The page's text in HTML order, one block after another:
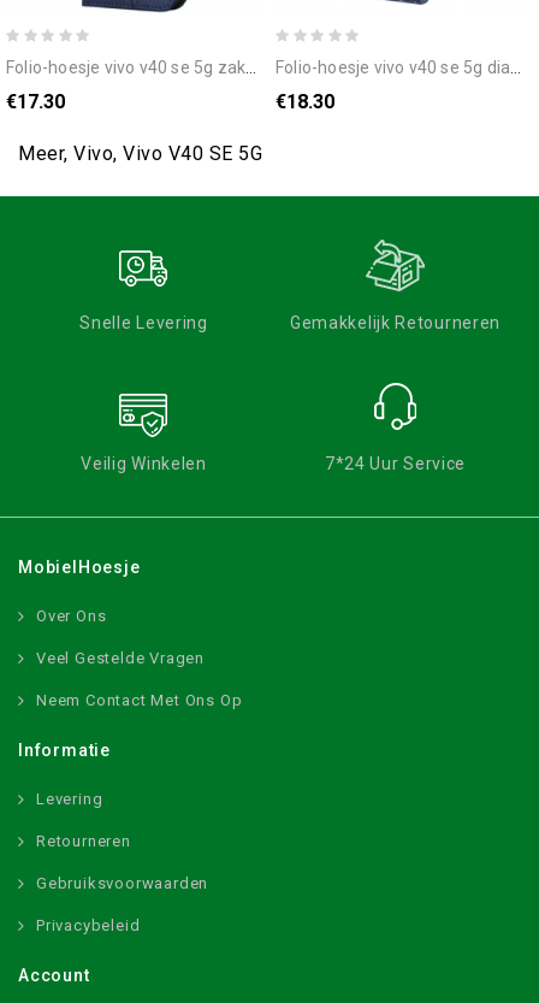
folio-hoesje vivo v40 se 5g zakelijke stijl
€17.30
folio-hoesje vivo v40 se 5g diamanten bescherming hoesje
€18.30
Meer, Vivo, Vivo V40 SE 5G
Snelle Levering Gemakkelijk Retourneren
Veilig Winkelen 7*24 Uur Service
MobielHoesje
Over Ons
Veel Gestelde Vragen
Neem Contact Met Ons Op
Informatie
Levering
Retourneren
Gebruiksvoorwaarden
Privacybeleid
Account